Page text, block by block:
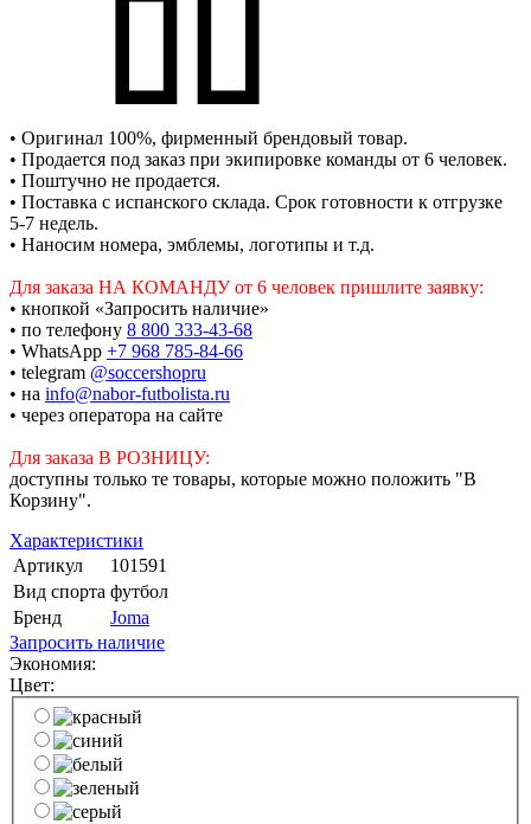
• Оригинал 100%, фирменный брендовый товар.
• Продается под заказ при экипировке команды от 6 человек.
• Поштучно не продается.
• Поставка с испанского склада. Срок готовности к отгрузке
5-7 недель.
• Наносим номера, эмблемы, логотипы и т.д.
Для заказа НА КОМАНДУ от 6 человек пришлите заявку:
• кнопкой «Запросить наличие»
• по телефону 8 800 333-43-68
• WhatsApp +7 968 785-84-66
• telegram @soccershopru
• на info@nabor-futbolista.ru
• через оператора на сайте
Для заказа В РОЗНИЦУ:
доступны только те товары, которые можно положить "В
Корзину".
Характеристики
Артикул
101591
Вид спорта футбол
Бренд
Joma
Запросить наличие
Экономия:
Цвет: